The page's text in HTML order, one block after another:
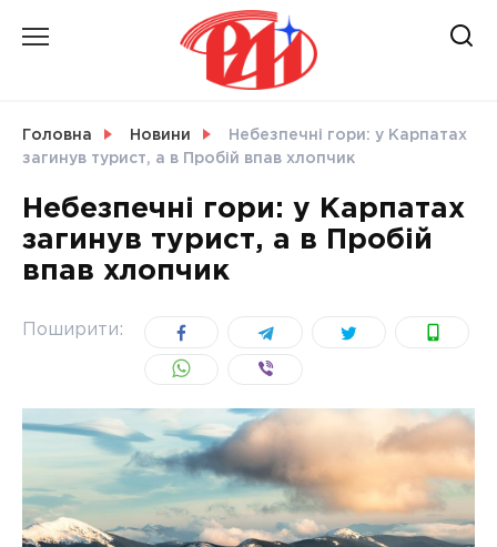
Головна Новини
Небезпечні гори: у Карпатах
загинув турист, а в Пробій впав хлопчик
Небезпечні гори: у Карпатах
загинув турист, а в Пробій
впав хлопчик
Поширити: